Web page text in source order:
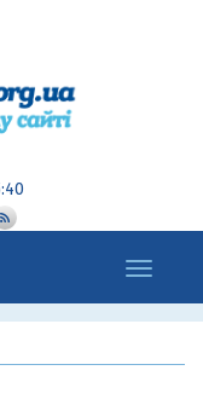
Toggle
navigation